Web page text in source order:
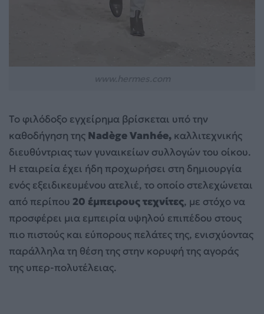
Το φιλόδοξο εγχείρημα βρίσκεται υπό την
καθοδήγηση της Nadège Vanhée, καλλιτεχνικής
διευθύντριας των γυναικείων συλλογών του οίκου.
Η εταιρεία έχει ήδη προχωρήσει στη δημιουργία
ενός εξειδικευμένου ατελιέ, το οποίο στελεχώνεται
από περίπου 20 έμπειρους τεχνίτες, με στόχο να
προσφέρει μια εμπειρία υψηλού επιπέδου στους
πιο πιστούς και εύπορους πελάτες της, ενισχύοντας
παράλληλα τη θέση της στην κορυφή της αγοράς
της υπερ-πολυτέλειας.